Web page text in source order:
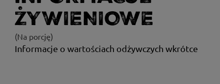
ŻYWIENIOWE
(Na porcję)
Informacje o wartościach odżywczych wkrótce